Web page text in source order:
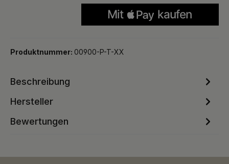
Produktnummer: 00900-P-T-XX
Beschreibung
Hersteller
Bewertungen